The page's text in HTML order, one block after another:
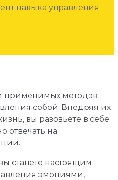
навыка управления
применимых методов
собой. Внедряя их
вы разовьете в себе
отвечать на
станете настоящим
эмоциями,